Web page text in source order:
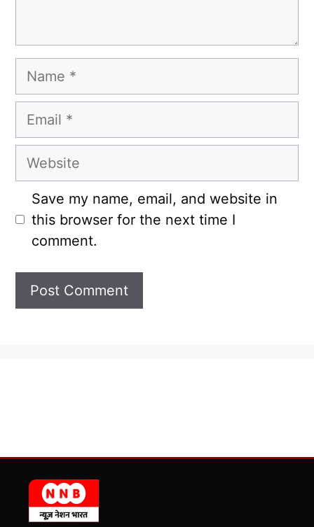
Name
Email
Website
Save my name, email, and website in
this browser for the next time I
comment.